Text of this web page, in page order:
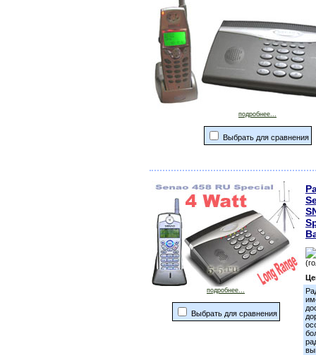
подробнее...
Выбрать для сравнения
подробнее...
Выбрать для сравнения